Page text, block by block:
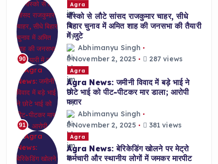
90
Agra
मॉस्को से लौटे सांसद राजकुमार चाहर, सीधे
बिहार चुनाव में अमित शाह की जनसभा की तैयारी
में जुटे
Abhimanyu Singh
November 2, 2025
287 views
91
Agra
Agra News: जमीनी विवाद में बड़े भाई ने
छोटे भाई को पीट-पीटकर मार डाला; आरोपी
फरार
Abhimanyu Singh
November 2, 2025
381 views
Agra
Agra News: बेरिकेडिंग खोलने पर मेट्रो
कर्मचारी और स्थानीय लोगों में जमकर मारपीट